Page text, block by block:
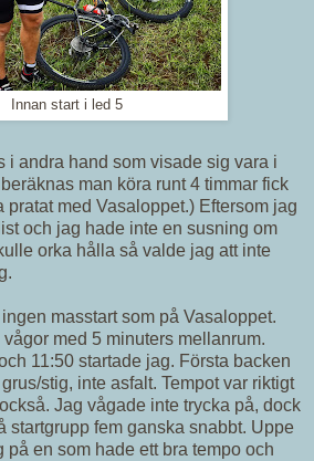
Innan start i led 5
i andra hand som visade sig vara i
man köra runt 4 timmar fick
pratat med Vasaloppet.) Eftersom jag
och jag hade inte en susning om
orka hålla så valde jag att inte
masstart som på Vasaloppet.
med 5 minuters mellanrum.
11:50 startade jag. Första backen
stig, inte asfalt. Tempot var riktigt
Jag vågade inte trycka på, dock
startgrupp fem ganska snabbt. Uppe
på en som hade ett bra tempo och